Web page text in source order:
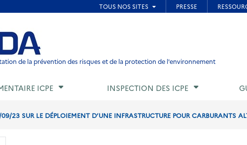
de page
de la prévention des risques et de la protection de l'environnement
ICPE INSPECTION DES ICPE
23 SUR LE DÉPLOIEMENT D’UNE INFRASTRUCTURE POUR CARBURANTS